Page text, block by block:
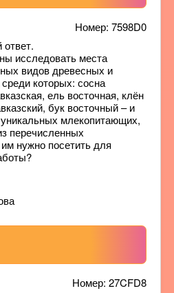
Номер: 7598D0
исследовать места
видов древесных и
которых: сосна
ель восточная, клён
бук восточный – и
млекопитающих,
перечисленных
нужно посетить для
Номер: 27CFD8